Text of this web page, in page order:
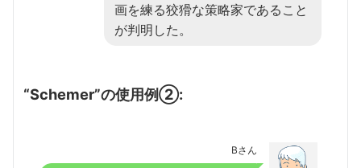
画を練る狡猾な策略家であること
が判明した。
“Schemer”の使用例②:
Bさん